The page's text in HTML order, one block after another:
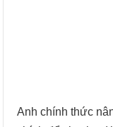
Anh chính thức